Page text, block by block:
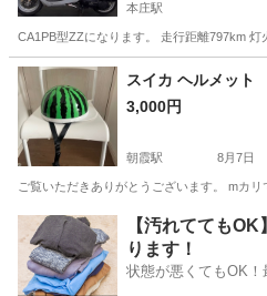
本庄駅
CA1PB型ZZになります。 走行距離797km
埼玉 児玉郡 本庄駅 スズキ
スイカ ヘルメット
3,000円
朝霞駅 8月7日
ご覧いただきありがとうございます。 mカ
埼玉 朝霞市 朝霞駅 その他
【汚れてても
ります！
状態が悪くてもOK！